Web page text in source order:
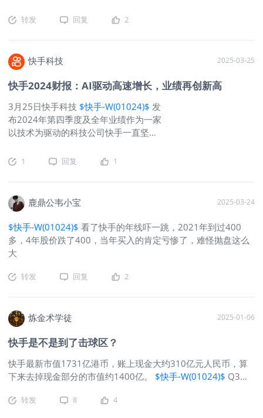
转发 回复 2
快手科技 2025-03-25
快手2024财报：AI驱动高速增长，业绩再创新高
3月25日快手科技 $快手-W(01024)$ 发
布2024年第四季度及全年业绩作为一家
以技术为驱动的科技公司快手一直坚持
突破性进展可灵AI自上线以来坚持创新
亿元以全球领先的技术优势和商业化规
模持续定义视觉大模型行业标杆2024
年，在AI大模型的驱动下快手全站运营
效率显著提高全年总营收突破1269亿
元，同比增长11.8%全年经调整净利润
务和其他服务收入年同比增长率均超过
再创历史新高平均日活跃用户同比增长
4.8%达4.01亿平均月活跃用户同比增长
5.0%达7.36亿在商业端，大模型显著提
上营销服务同比增长13.3%至206亿元包
括UAX和全站推广等在内的智能营销解
均消耗超过3000万人民币全域经营战略
1 回复 1
鹿鼎公韦小宝 2025-03-24
$快手-W(01024)$ 看了快手的年线吓一跳，2021年到过400
多，4年股价跌了400，当年买入的肯定亏惨了，难怪抛盘这么
大
转发 回复 2
炼金术学徒 2025-01-06
快手是不是到了击球区？
快手最新市值1731亿港币，账上现金大约310亿元人民币，算
下来去掉现金部分的市值约1400亿。 $快手-W(01024)$ Q3的
169亿元，同比增长17.0%，毛利率从去年同期的51.7%增长至
转发 8 4